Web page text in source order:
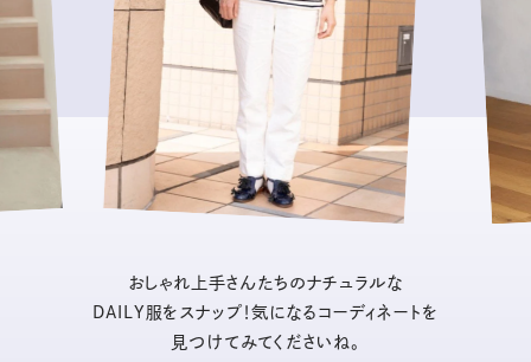
おしゃれ上手さんたちのナチュラルな
DAILY服をスナップ！気になるコーディネートを
見つけてみてくださいね。